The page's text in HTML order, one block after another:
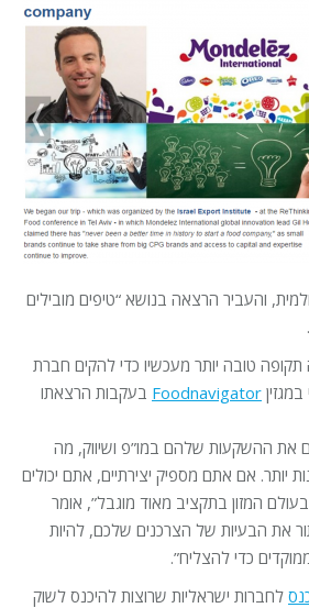
והעביר הרצאה בנושא “טיפים מובילים
טובה יותר מעכשיו כדי להקים חברת
Foodnavigator בעקבות הרצאתו
את ההשקעות שלהם במו”פ ושיווק, מה
יותר. אם אתם מספיק יצירתיים, אתם יכולים
המזון בתקציב מאוד מוגבל”, אומר
את הבעיות של הצרכנים שלכם, להיות
כדי להצליח”.
לחברות ישראליות שרוצות להיכנס לשוק